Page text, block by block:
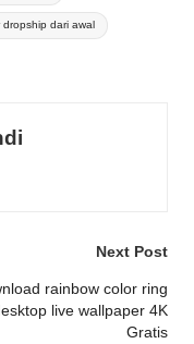
dari awal
Next Post
rainbow color ring
live wallpaper 4K
Gratis